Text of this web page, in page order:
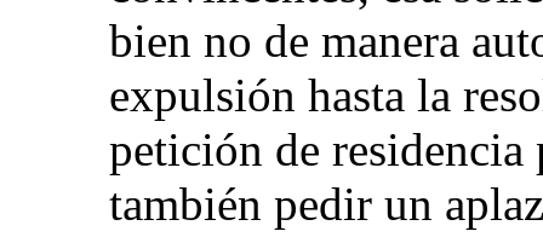
bien no de manera
expulsión hasta la
petición de residencia
también pedir un